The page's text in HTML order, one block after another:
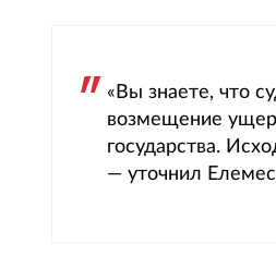
«Вы знаете, что
возмещение
государства.
— уточнил